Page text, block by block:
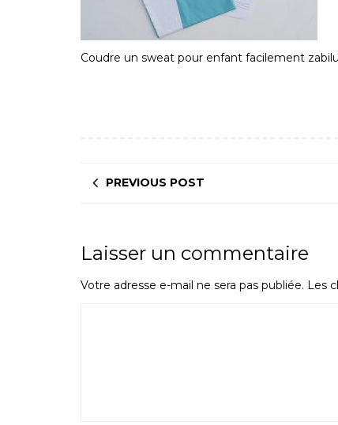
Coudre un sweat pour enfant facilement
PREVIOUS POST
Laisser un commentaire
Votre adresse e-mail ne sera pas publiée. Les